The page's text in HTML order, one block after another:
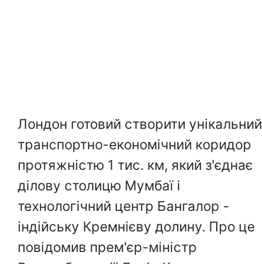
Лондон готовий створити унікальний
транспортно-економічний коридор
протяжністю 1 тис. км, який з'єднає
ділову столицю Мумбаї і
технологічний центр Бангалор -
індійську Кремнієву долину. Про це
повідомив прем'єр-міністр